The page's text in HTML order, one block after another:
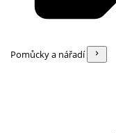
Pomůcky a nářadí